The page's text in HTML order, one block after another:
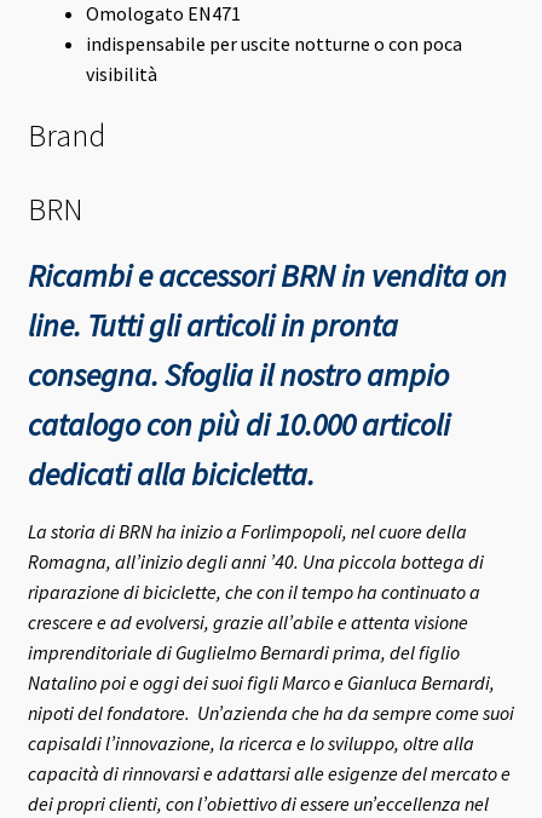
Omologato EN471
indispensabile per uscite notturne o con poca
visibilità
Brand
BRN
Ricambi e accessori BRN in vendita on
line. Tutti gli articoli in pronta
consegna.Sfoglia il nostro ampio
catalogo con più di 10.000 articoli
dedicati alla bicicletta.
La storia di BRN ha inizio a Forlimpopoli, nel cuore della
Romagna, all’inizio degli anni ’40. Una piccola bottega di
riparazione di biciclette, che con il tempo ha continuato a
crescere e ad evolversi, grazie all’abile e attenta visione
imprenditoriale di Guglielmo Bernardi prima, del figlio
Natalino poi e oggi dei suoi figli Marco e Gianluca Bernardi,
nipoti del fondatore. Un’azienda che ha da sempre come suoi
capisaldi l’innovazione, la ricerca e lo sviluppo, oltre alla
capacità di rinnovarsi e adattarsi alle esigenze del mercato e
dei propri clienti, con l’obiettivo di essere un’eccellenza nel